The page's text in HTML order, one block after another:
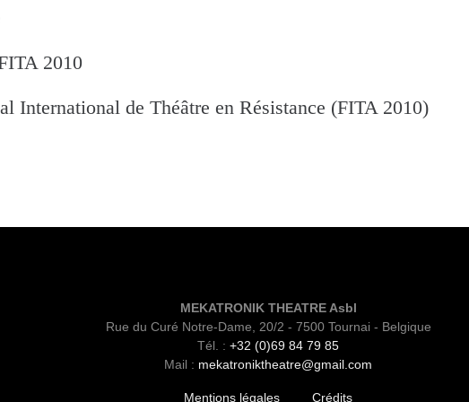
2010
International de Théâtre en Résistance (FITA 2010)
MEKATRONIK THEATRE Asbl
Rue du Curé Notre-Dame, 20/2 - 7500 Tournai - Belgique
Tél. : +32 (0)69 84 79 85
Mail : mekatroniktheatre@gmail.com
Mentions légales Crédits